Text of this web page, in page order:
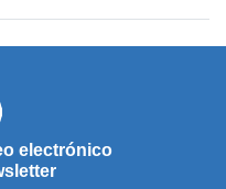
electrónico